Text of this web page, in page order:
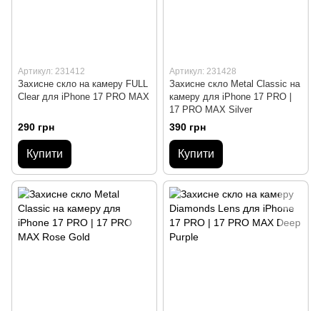
Артикул: 231412
Захисне скло на камеру FULL
Clear для iPhone 17 PRO MAX
290 грн
Купити
Артикул: 231428
Захисне скло Metal Classic на
камеру для iPhone 17 PRO |
17 PRO MAX Silver
390 грн
Купити